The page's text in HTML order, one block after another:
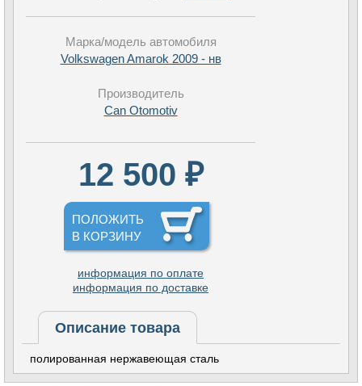
Марка/модель автомобиля
Volkswagen Amarok 2009 - нв
Производитель
Can Otomotiv
12 500 ₽
ПОЛОЖИТЬ
В КОРЗИНУ
информация по оплате
информация по доставке
Описание товара
полированная нержавеющая сталь